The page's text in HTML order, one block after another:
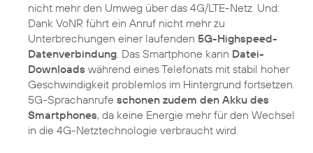
nicht mehr den Umweg über das 4G/LTE-Netz. Und:
Dank VoNR führt ein Anruf nicht mehr zu
Unterbrechungen einer laufenden 5G-Highspeed-
Datenverbindung. Das Smartphone kann Datei-
Downloads während eines Telefonats mit stabil hoher
Geschwindigkeit problemlos im Hintergrund fortsetzen.
5G-Sprachanrufe schonen zudem den Akku des
Smartphones, da keine Energie mehr für den Wechsel
in die 4G-Netztechnologie verbraucht wird.